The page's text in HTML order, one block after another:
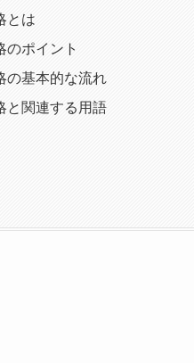
とは
のポイント
の基本的な流れ
と関連する用語